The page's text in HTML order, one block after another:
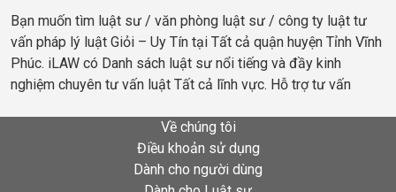
Bạn muốn tìm luật sư / văn phòng luật sư / công ty luật tư
vấn pháp lý luật Giỏi – Uy Tín tại Tất cả quận huyện Tỉnh Vĩnh
Phúc. iLAW có Danh sách luật sư nổi tiếng và đầy kinh
nghiệm chuyên tư vấn luật Tất cả lĩnh vực. Hỗ trợ tư vấn
Về chúng tôi
Điều khoản sử dụng
Dành cho người dùng